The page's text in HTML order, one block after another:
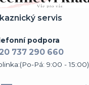
servis
podpora
737 290 660
Pá: 9:00 - 15:00)